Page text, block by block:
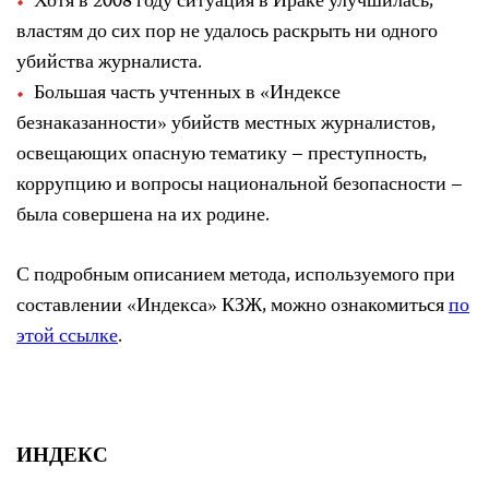
властям до сих пор не удалось раскрыть ни одного
убийства журналиста.
Большая часть учтенных в «Индексе
безнаказанности» убийств местных журналистов,
освещающих опасную тематику – преступность,
коррупцию и вопросы национальной безопасности –
была совершена на их родине.
С подробным описанием метода, используемого при
составлении «Индекса» КЗЖ, можно ознакомитьсяпо
этой ссылке.
ИНДЕКС